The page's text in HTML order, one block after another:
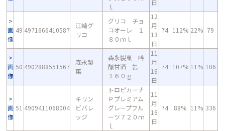
ｌ
日
画
像
49 4971666410587
江崎グ
リコ
グリコ チョ
コオーレ １
８０ｍｌ
12
月
13
日
74 112% 22% 79
画
像
50 4902888551567
森永製
菓
森永製菓 吟
醸甘酒 缶
１６０ｇ
11
月
16
日
74 107% 11% 106
画
像
51 4909411068004
キリン
ビバレ
ッジ
トロピカーナ
Ｐプレミアム
グレープフル
ーツ７２０ｍ
ｌ
11
月
16
日
74 88% 11% 336